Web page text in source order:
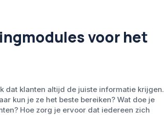
voor het
dat klanten altijd de juiste informatie krijgen.
kun je ze het beste bereiken? Wat doe je
Hoe zorg je ervoor dat iedereen zich